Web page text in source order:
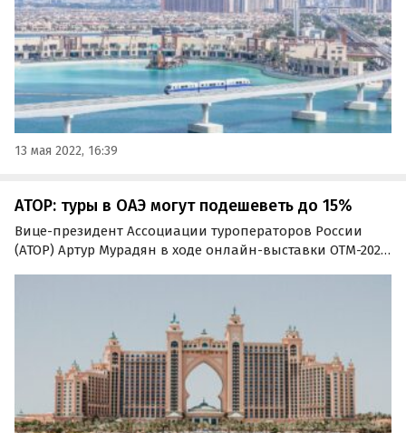
13 мая 2022, 16:39
АТОР: туры в ОАЭ могут подешеветь до 15%
Вице-президент Ассоциации туроператоров России
(АТОР) Артур Мурадян в ходе онлайн-выставки OTM-2023